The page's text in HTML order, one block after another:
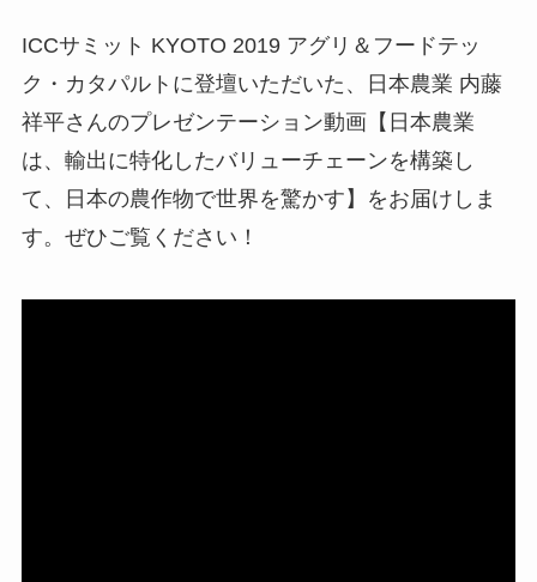
ICCサミット KYOTO 2019 アグリ＆フードテッ
ク・カタパルトに登壇いただいた、日本農業 内藤
祥平さんのプレゼンテーション動画【日本農業
は、輸出に特化したバリューチェーンを構築し
て、日本の農作物で世界を驚かす】をお届けしま
す。ぜひご覧ください！